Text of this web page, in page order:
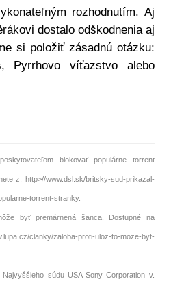
rozhodnutím. Aj
dostalo odškodnenia aj
si položiť zásadnú otázku:
Pyrrhovo víťazstvo alebo
blokovať populárne torrent
z: http>//www.dsl.sk/britsky-sud-prikazal-
torrent-stranky.
byť premárnená šanca. Dostupné na
clanky/zaloba-proti-uloz-to-moze-byt-
súdu USA Sony Corporation v.